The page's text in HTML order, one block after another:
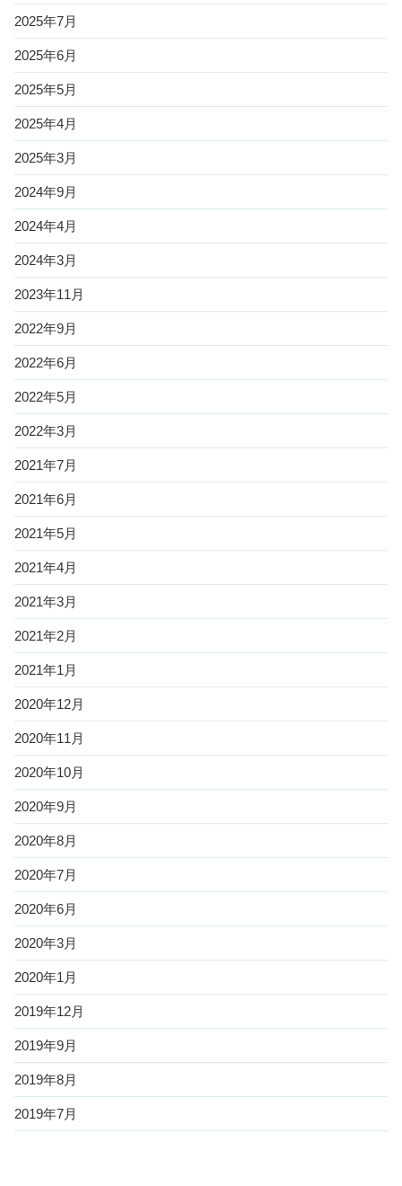
2025年7月
2025年6月
2025年5月
2025年4月
2025年3月
2024年9月
2024年4月
2024年3月
2023年11月
2022年9月
2022年6月
2022年5月
2022年3月
2021年7月
2021年6月
2021年5月
2021年4月
2021年3月
2021年2月
2021年1月
2020年12月
2020年11月
2020年10月
2020年9月
2020年8月
2020年7月
2020年6月
2020年3月
2020年1月
2019年12月
2019年9月
2019年8月
2019年7月